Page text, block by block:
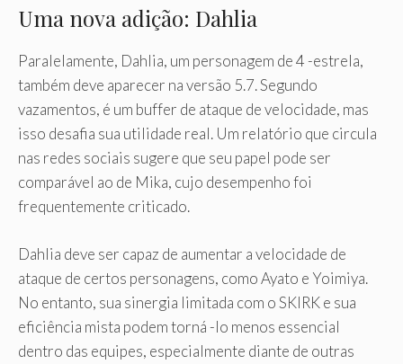
Uma nova adição: Dahlia
Paralelamente, Dahlia, um personagem de 4 -estrela,
também deve aparecer na versão 5.7. Segundo
vazamentos, é um buffer de ataque de velocidade, mas
isso desafia sua utilidade real. Um relatório que circula
nas redes sociais sugere que seu papel pode ser
comparável ao de Mika, cujo desempenho foi
frequentemente criticado.
Dahlia deve ser capaz de aumentar a velocidade de
ataque de certos personagens, como Ayato e Yoimiya.
No entanto, sua sinergia limitada com o SKIRK e sua
eficiência mista podem torná -lo menos essencial
dentro das equipes, especialmente diante de outras